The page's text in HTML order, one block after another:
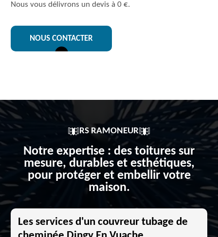
Nous vous délivrons un devis à 0 €.
NOUS CONTACTER
RS RAMONEUR
Notre expertise : des toitures sur
mesure, durables et esthétiques,
pour protéger et embellir votre
maison.
Les services d'un couvreur tubage de